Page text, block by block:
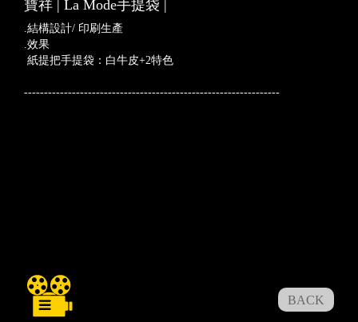
寶祥 | La Mode手提袋 |
.結構設計/ 印刷生產
.效果
紙提把手提袋：白牛皮+2特色
----------------------------------------------------------------
BACK